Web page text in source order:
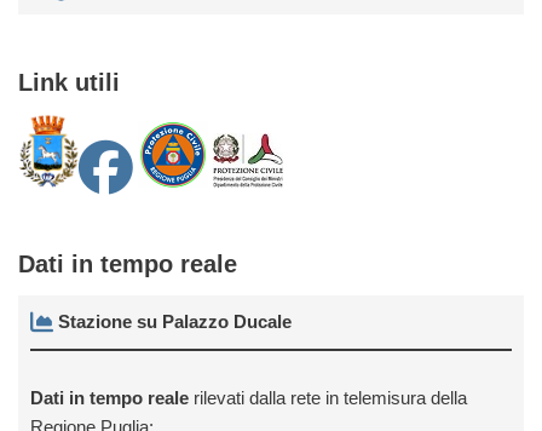
Link utili
Dati in tempo reale
Stazione su Palazzo Ducale
Dati in tempo reale rilevati dalla rete in telemisura della